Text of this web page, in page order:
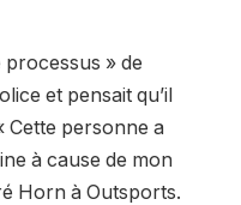
processus » de
et pensait qu’il
Cette personne a
à cause de mon
Horn à Outsports.